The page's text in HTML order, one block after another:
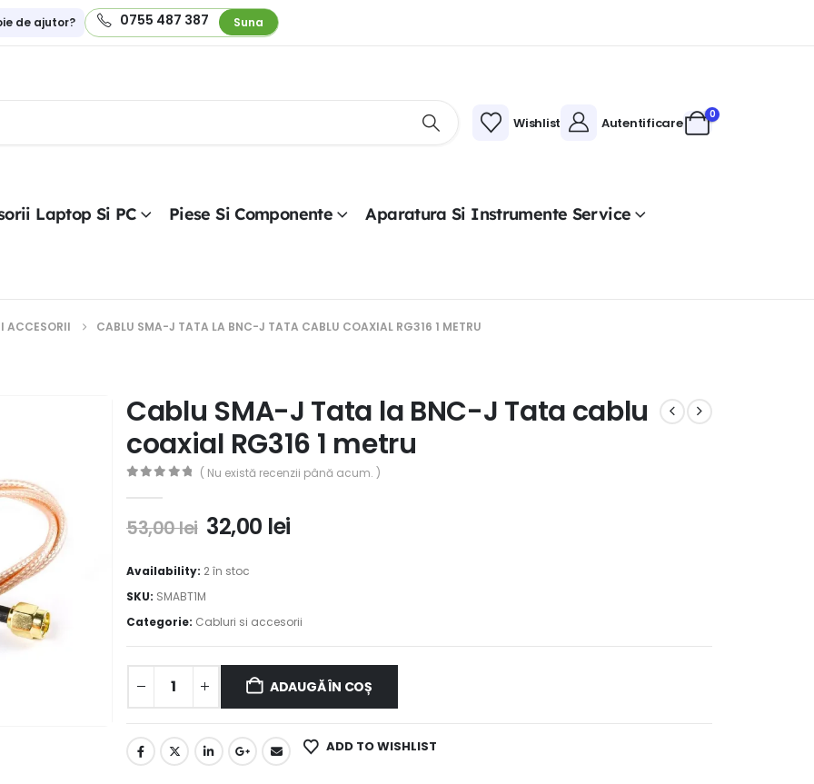
de ajutor? 0755 487 387 Suna
Wishlist Autentificare
0
Laptop Si PC Piese Si Componente Aparatura Si Instrumente Service
ACCESORII CABLU SMA-J TATA LA BNC-J TATA CABLU COAXIAL RG316 1 METRU
Cablu SMA-J Tata la BNC-J Tata cablu
coaxial RG316 1 metru
( Nu există recenzii până acum. )
53,00lei 32,00 lei
Availability: 2 în stoc
SKU: SMABT1M
Categorie: Cabluri si accesorii
ADAUGĂ ÎN COȘ
ADD TO WISHLIST